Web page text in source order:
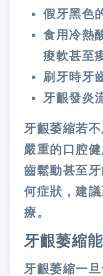
假牙黑色
食用冷熱
痠軟甚至
刷牙時牙
牙齦發炎
牙齦萎縮若
嚴重的口腔
齒鬆動甚至
何症狀，建
療。
牙齦萎縮
牙齦萎縮一